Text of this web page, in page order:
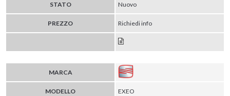
STATO Nuovo
PREZZO Richiedi info
MARCA
MODELLO EXEO